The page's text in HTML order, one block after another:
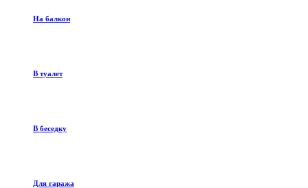
На балкон
В туалет
В беседку
Для гаража